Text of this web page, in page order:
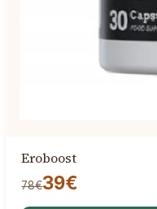
Eroboost
78€39€